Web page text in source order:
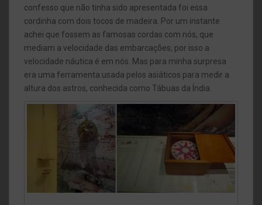
confesso que não tinha sido apresentada foi essa
cordinha com dois tocos de madeira. Por um instante
achei que fossem as famosas cordas com nós, que
mediam a velocidade das embarcações, por isso a
velocidade náutica é em nós. Mas para minha surpresa
era uma ferramenta usada pelos asiáticos para medir a
altura dos astros, conhecida como Tábuas da Índia.